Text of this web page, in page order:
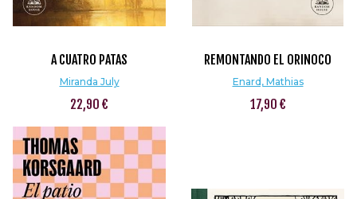
A CUATRO PATAS
Miranda July
22,90 €
REMONTANDO EL ORINOCO
Enard, Mathias
17,90 €